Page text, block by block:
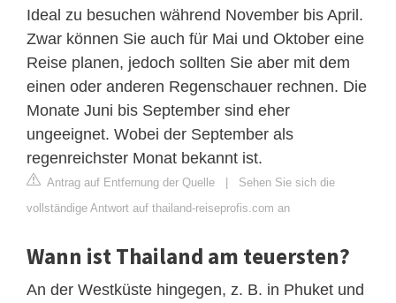
Ideal zu besuchen während November bis April.
Zwar können Sie auch für Mai und Oktober eine
Reise planen, jedoch sollten Sie aber mit dem
einen oder anderen Regenschauer rechnen. Die
Monate Juni bis September sind eher
ungeeignet. Wobei der September als
regenreichster Monat bekannt ist.
Antrag auf Entfernung der Quelle | Sehen Sie sich die
vollständige Antwort auf thailand-reiseprofis.com an
Wann ist Thailand am teuersten?
An der Westküste hingegen, z. B. in Phuket und